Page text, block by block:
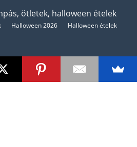
ötletek, halloween ételek
Halloween 2026
Halloween ételek